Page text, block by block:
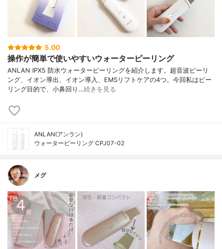
5.00
操作が簡単で使いやすいウォーターピーリング
ANLAN IPX5 防水ウォーターピーリングを紹介します。超音波ピーリ
ング、イオン導出、イオン導入、EMSリフトケアの4つ。今回私はピー
リング目的で、小鼻回り…続きを見る
ANLAN(アンラン)
ウォーターピーリング CPJ07-02
メグ